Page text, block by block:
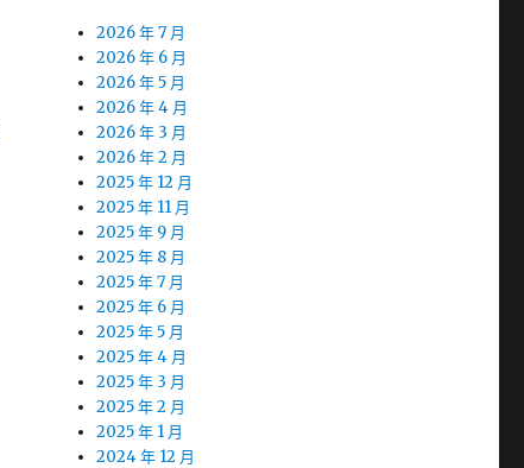
2026 年 7 月
2026 年 6 月
2026 年 5 月
2026 年 4 月
2026 年 3 月
2026 年 2 月
2025 年 12 月
2025 年 11 月
2025 年 9 月
2025 年 8 月
2025 年 7 月
2025 年 6 月
2025 年 5 月
2025 年 4 月
2025 年 3 月
2025 年 2 月
2025 年 1 月
2024 年 12 月